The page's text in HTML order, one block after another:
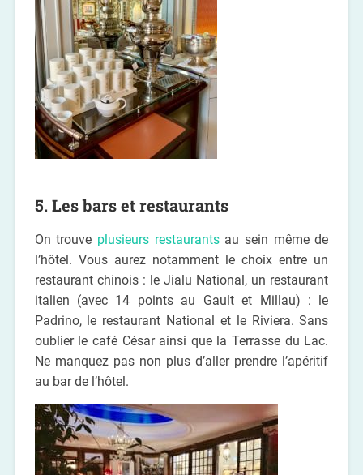
5. Les bars et restaurants
On trouve plusieurs restaurantsau sein même de
l’hôtel. Vous aurez notamment le choix entre un
restaurant chinois : le Jialu National, un restaurant
italien (avec 14 points au Gault et Millau) : le
Padrino, le restaurant National et le Riviera. Sans
oublier le café César ainsi que la Terrasse du Lac.
Ne manquez pas non plus d’aller prendre l’apéritif
au bar de l’hôtel.